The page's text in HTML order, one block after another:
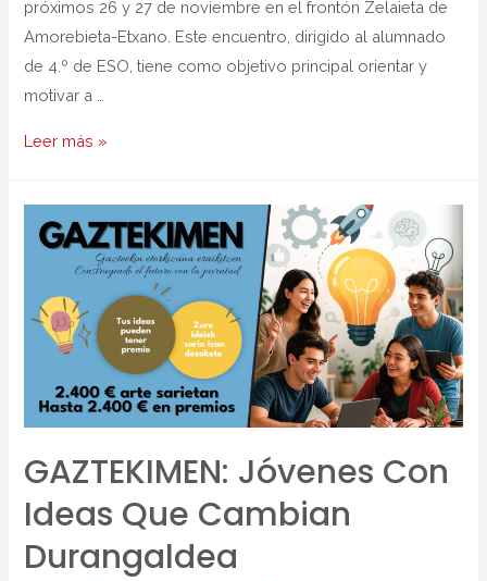
próximos 26 y 27 de noviembre en el frontón Zelaieta de
Amorebieta-Etxano. Este encuentro, dirigido al alumnado
de 4.º de ESO, tiene como objetivo principal orientar y
motivar a …
Leer más »
GAZTEKIMEN: Jóvenes Con
Ideas Que Cambian
Durangaldea